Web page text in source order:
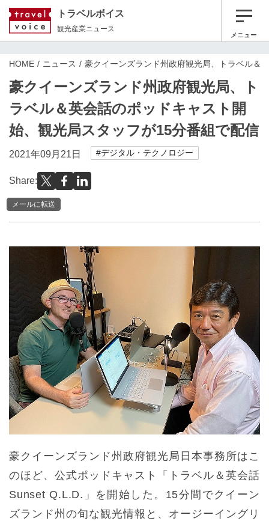
トラベルボイス
観光産業ニュース
メニュー
HOME ニュース 豪クイーンズランド州政府観光局、トラベル＆
豪クイーンズランド州政府観光局、ト
ラベル＆英会話のポッドキャスト開
始、観光局スタッフが15分番組で配信
2021年09月21日 #デジタル・テクノロジー
Share:
メールに転送
豪クイーンズランド州政府観光局日本事務所はこ
のほど、公式ポッドキャスト「トラベル＆英会話
Sunset Q.L.D.」を開始した。15分間でクイーン
ズランド州の旬な観光情報と、オージーイングリ